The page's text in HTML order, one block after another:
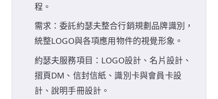
程。
需求：委託約瑟夫整合行銷規劃品牌識別，
統整LOGO與各項應用物件的視覺形象。
約瑟夫服務項目：LOGO設計、名片設計、
摺頁DM、信封信紙、識別卡與會員卡設
計、說明手冊設計。